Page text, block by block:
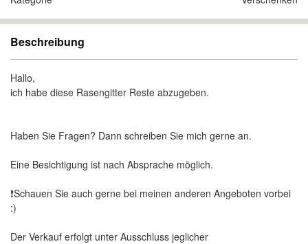
Beschreibung
Hallo,
ich habe diese Rasengitter Reste abzugeben.
Haben Sie Fragen? Dann schreiben Sie mich gerne an.
Eine Besichtigung ist nach Absprache möglich.
❗Schauen Sie auch gerne bei meinen anderen Angeboten vorbei
:)
Der Verkauf erfolgt unter Ausschluss jeglicher